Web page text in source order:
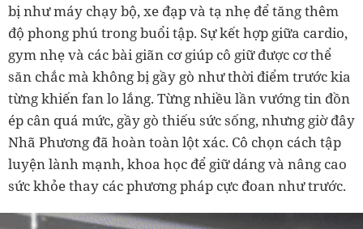
bị như máy chạy bộ, xe đạp và tạ nhẹ để tăng thêm
độ phong phú trong buổi tập. Sự kết hợp giữa cardio,
gym nhẹ và các bài giãn cơ giúp cô giữ được cơ thể
săn chắc mà không bị gầy gò như thời điểm trước kia
từng khiến fan lo lắng. Từng nhiều lần vướng tin đồn
ép cân quá mức, gầy gò thiếu sức sống, nhưng giờ đây
Nhã Phương đã hoàn toàn lột xác. Cô chọn cách tập
luyện lành mạnh, khoa học để giữ dáng và nâng cao
sức khỏe thay các phương pháp cực đoan như trước.